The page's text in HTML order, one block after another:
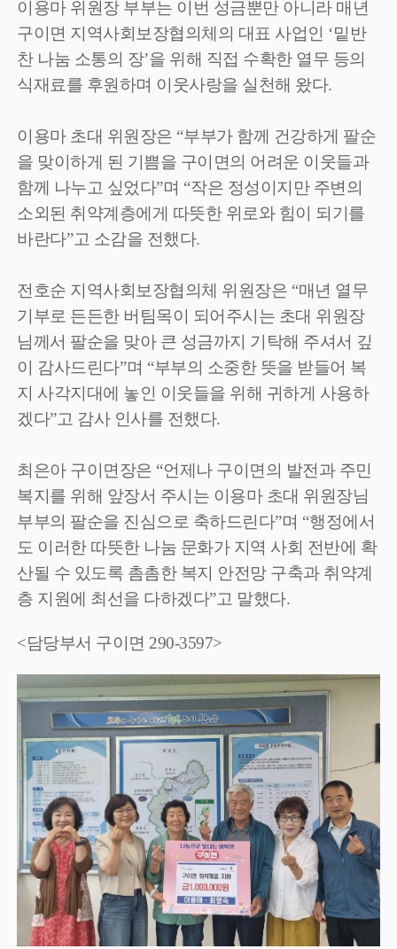
이용마 위원장 부부는 이번 성금뿐만 아니라 매년
구이면 지역사회보장협의체의 대표 사업인 ‘밑반
찬 나눔 소통의 장’을 위해 직접 수확한 열무 등의
식재료를 후원하며 이웃사랑을 실천해 왔다.
이용마 초대 위원장은 “부부가 함께 건강하게 팔순
을 맞이하게 된 기쁨을 구이면의 어려운 이웃들과
함께 나누고 싶었다”며 “작은 정성이지만 주변의
소외된 취약계층에게 따뜻한 위로와 힘이 되기를
바란다”고 소감을 전했다.
전호순 지역사회보장협의체 위원장은 “매년 열무
기부로 든든한 버팀목이 되어주시는 초대 위원장
님께서 팔순을 맞아 큰 성금까지 기탁해 주셔서 깊
이 감사드린다”며 “부부의 소중한 뜻을 받들어 복
지 사각지대에 놓인 이웃들을 위해 귀하게 사용하
겠다”고 감사 인사를 전했다.
최은아 구이면장은 “언제나 구이면의 발전과 주민
복지를 위해 앞장서 주시는 이용마 초대 위원장님
부부의 팔순을 진심으로 축하드린다”며 “행정에서
도 이러한 따뜻한 나눔 문화가 지역 사회 전반에 확
산될 수 있도록 촘촘한 복지 안전망 구축과 취약계
층 지원에 최선을 다하겠다”고 말했다.
<담당부서 구이면 290-3597>